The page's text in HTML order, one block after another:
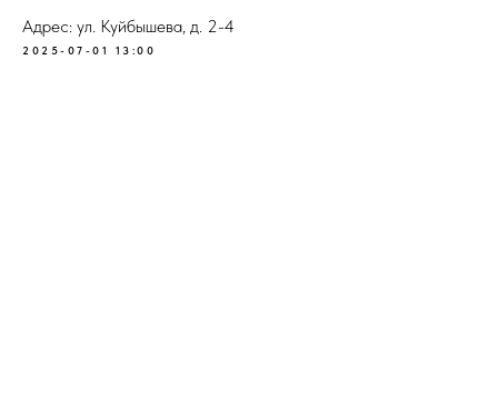
Адрес: ул. Куйбышева, д. 2-4
2025-07-01 13:00